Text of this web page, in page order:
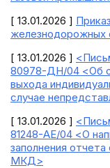
[ 13.01.2026 ]
железнодорожных
[ 13.01.2026 ]
80978-ДН/04 <Об
выхода
случае
[ 13.01.2026 ]
81248-АЕ/04 <О
заполнения
МКД>